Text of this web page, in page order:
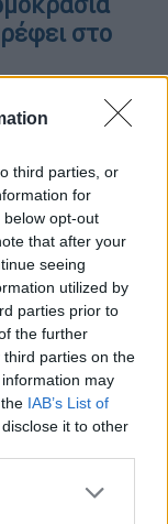
third parties, or
for
opt-out
that after your
seeing
utilized by
parties prior to
the further
parties on the
may
IAB’s List of
it to other
or more Google
στο
service